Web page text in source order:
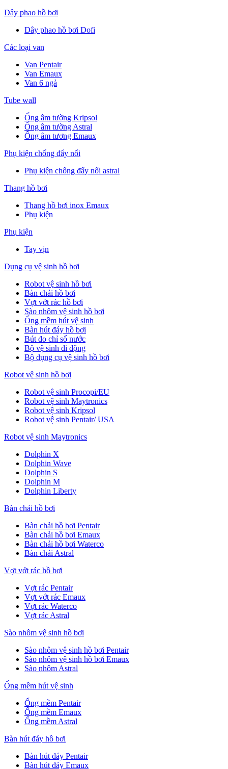
Dây phao hồ bơi
Dây phao hồ bơi Dofi
Các loại van
Van Pentair
Van Emaux
Van 6 ngả
Tube wall
Ống âm tường Kripsol
Ống âm tường Astral
Ống âm tương Emaux
Phụ kiện chống đẩy nổi
Phụ kiện chống đẩy nổi astral
Thang hồ bơi
Thang hồ bơi inox Emaux
Phụ kiện
Phụ kiện
Tay vịn
Dụng cụ vệ sinh hồ bơi
Robot vệ sinh hồ bơi
Bàn chải hồ bơi
Vợt vớt rác hồ bơi
Sào nhôm vệ sinh hồ bơi
Ống mềm hút vệ sinh
Bàn hút đáy hồ bơi
Bút đo chỉ số nước
Bộ vệ sinh di động
Bộ dụng cụ vệ sinh hồ bơi
Robot vệ sinh hồ bơi
Robot vệ sinh Procopi/EU
Robot vệ sinh Maytronics
Robot vệ sinh Kripsol
Robot vệ sinh Pentair/ USA
Robot vệ sinh Maytronics
Dolphin X
Dolphin Wave
Dolphin S
Dolphin M
Dolphin Liberty
Bàn chải hồ bơi
Bàn chải hồ bơi Pentair
Bàn chải hồ bơi Emaux
Bàn chải hồ bơi Waterco
Bàn chải Astral
Vợt vớt rác hồ bơi
Vợt rác Pentair
Vợt vớt rác Emaux
Vợt rác Waterco
Vợt rác Astral
Sào nhôm vệ sinh hồ bơi
Sào nhôm vệ sinh hồ bơi Pentair
Sào nhôm vệ sinh hồ bơi Emaux
Sào nhôm Astral
Ống mềm hút vệ sinh
Ống mềm Pentair
Ống mềm Emaux
Ống mềm Astral
Bàn hút đáy hồ bơi
Bàn hút đáy Pentair
Bàn hút đáy Emaux